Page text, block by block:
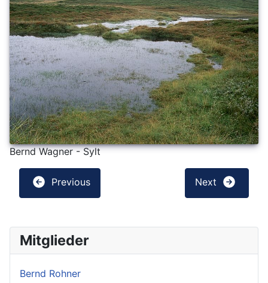
Mitglieder
Bernd Rohner
Bernd Wagner - Sylt
Previous Next